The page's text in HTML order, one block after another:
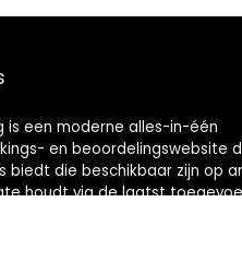
is een moderne alles-in-één
en beoordelingswebsite
biedt die beschikbaar zijn op
houdt via de laatst